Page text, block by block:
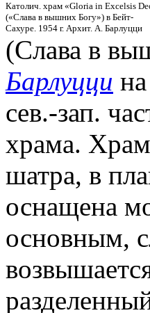
Католич. храм «Gloria in Excelsis
(«Слава в вышних Богу») в Бейт-
Сахуре. 1954 г. Архит. А. Барлуцци
(Слава в
Барлуцци
сев.-зап.
храма.
шатра, в
оснащена
основным,